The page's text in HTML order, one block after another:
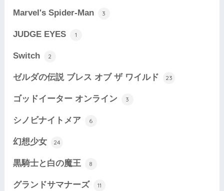
Marvel's Spider-Man 3
JUDGE EYES 1
Switch 2
ゼルダの伝説 ブレス オブ ザ ワイルド 23
ゴッドイーター オンライン 3
シノビナイトメア 6
幻想少女 24
黒騎士と白の魔王 8
グランドサマナーズ 11